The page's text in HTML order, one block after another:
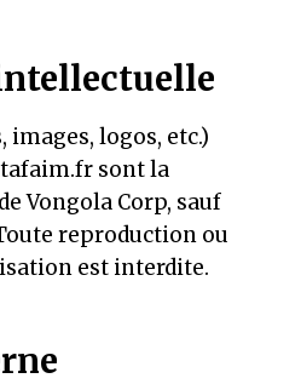
images, logos, etc.)
sont la
Vongola Corp, sauf
reproduction ou
est interdite.